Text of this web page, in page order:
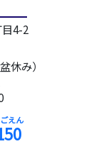
4-2
休み）